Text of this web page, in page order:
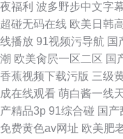
夜福利 波多野步中文字
超碰无码在线 欧美日韩
线播放 91视频污导航 国
潮 欧美肏屄一区二区 国
香蕉视频下载污版 三级
成在线观看 萌白酱一线
产精品3p 91综合碰 国产
免费黄色av网址 欧美肥